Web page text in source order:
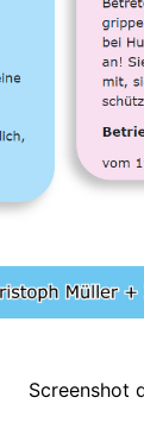
Screenshot